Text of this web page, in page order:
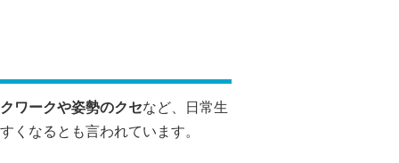
ワークや姿勢のクセなど、日常生
くなるとも言われています。